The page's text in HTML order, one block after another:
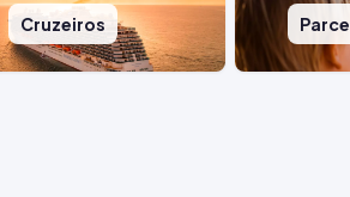
Cruzeiros